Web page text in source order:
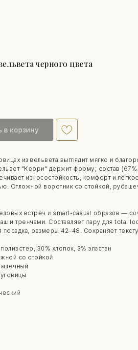
черного цвета
в корзину
из вельвета выглядит мягко и
"Керри" держит форму; состав (67%
износостойкость, комфорт и
Отложной воротник со стойкой,
встреч и smart-casual образов —
и тренчами. Составляет пару для total
размеры 42–48. Сохраняет
30% хлопок, 3% эластан
со стойкой